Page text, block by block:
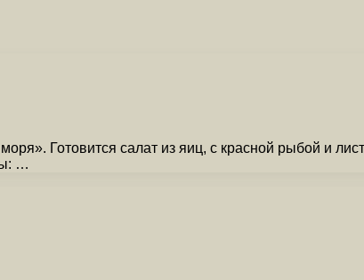
Готовится салат из яиц, с красной рыбой и
…